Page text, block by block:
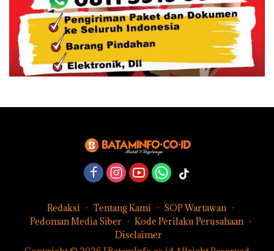
Redaksi Tentang Kami
SOP Wartawan
Pedoman Media Siber
Kode Perilaku Perusahaan
Disclaimer